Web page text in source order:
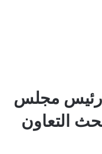
رئيس مجلس
التعاون